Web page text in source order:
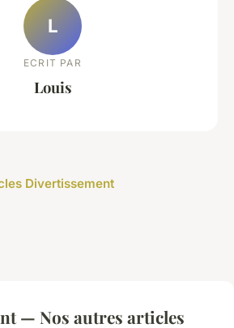
L
ECRIT PAR
Louis
Divertissement
— Nos autres articles